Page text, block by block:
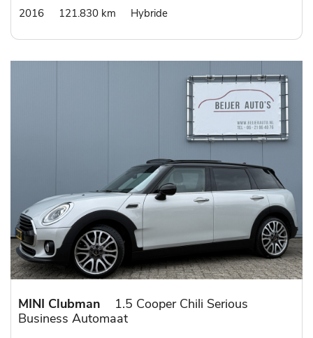
2016 121.830 km Hybride
MINI Clubman
1.5 Cooper Chili Serious
Business Automaat